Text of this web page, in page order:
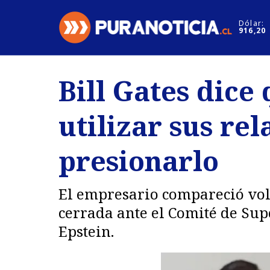
Dólar:
916,20
Regiones
Deportes Motores
Bill Gates dice
utilizar sus
presionarlo
El empresario compareció
cerrada ante el Comité de
Epstein.